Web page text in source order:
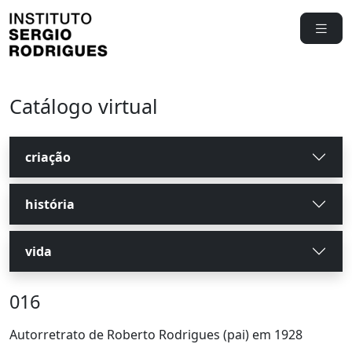
Catálogo virtual
criação
história
vida
016
Autorretrato de Roberto Rodrigues (pai) em 1928